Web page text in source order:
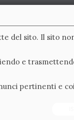
del sito. Il sito
e
pertinenti e